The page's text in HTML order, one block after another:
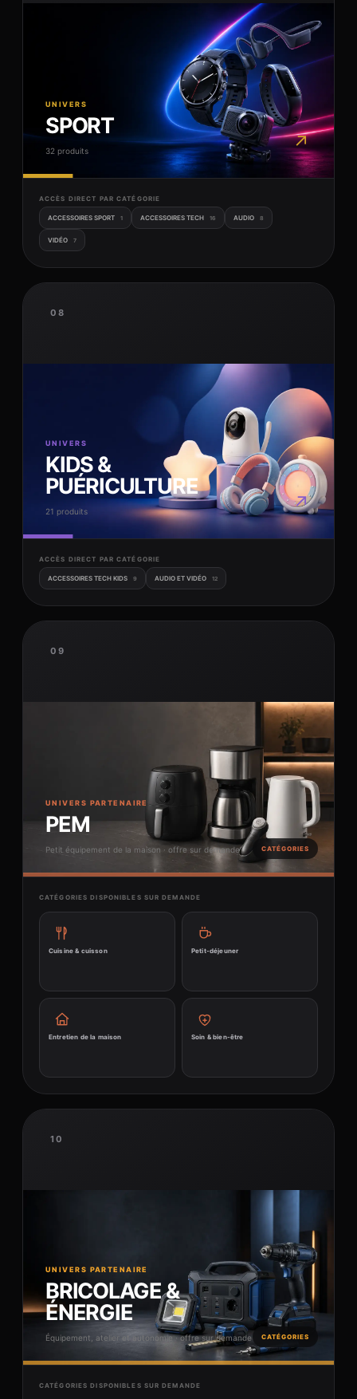
UNIVERS
SPORT
32 produits ↗
ACCÈS DIRECT PAR CATÉGORIE
ACCESSOIRES SPORT 1 ACCESSOIRES TECH 16 AUDIO 8
VIDÉO 7
08
UNIVERS
KIDS &
PUÉRICULTURE
21 produits ↗
ACCÈS DIRECT PAR CATÉGORIE
ACCESSOIRES TECH KIDS 9 AUDIO ET VIDÉO 12
09
UNIVERS PARTENAIRE
PEM
Petit équipement de la maison · offre sur demande CATÉGORIES
CATÉGORIES DISPONIBLES SUR DEMANDE
Cuisine & cuisson Petit-déjeuner
Entretien de la maison Soin & bien-être
10
UNIVERS PARTENAIRE
BRICOLAGE &
ÉNERGIE
Équipement, atelier et autonomie · offre sur demande CATÉGORIES
CATÉGORIES DISPONIBLES SUR DEMANDE